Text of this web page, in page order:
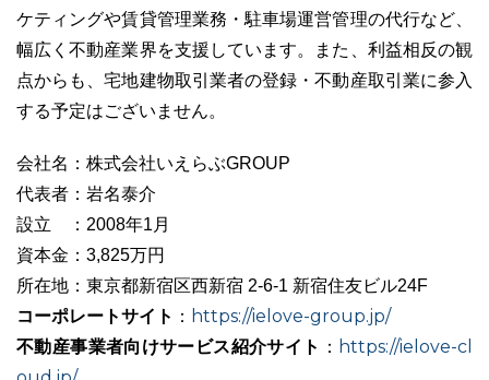
ケティングや賃貸管理業務・駐車場運営管理の代行など、
幅広く不動産業界を支援しています。また、利益相反の観
点からも、宅地建物取引業者の登録・不動産取引業に参入
する予定はございません。
会社名：株式会社いえらぶGROUP
代表者：岩名泰介
設立 ：2008年1月
資本金：3,825万円
所在地：東京都新宿区西新宿 2-6-1 新宿住友ビル24F
コーポレートサイト ： https://ielove-group.jp/
不動産事業者向けサービス紹介サイト
： https://ielove-cl